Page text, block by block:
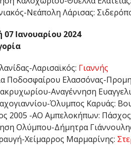
Νεάπολη Λάρισας:
07 Ιανουαρίου 2024
Λαρισαϊκός: Γιαννής
Ποδοσφαίρου Ελασσόνας-
Αναγέννηση
Όλυμπος Καρυάς:
2005 -ΑΟ Αμπελοκήπων: Πάσχος
Ολύμπου-Δήμητρα
Χείμαρρος Μαρμαρίνης: